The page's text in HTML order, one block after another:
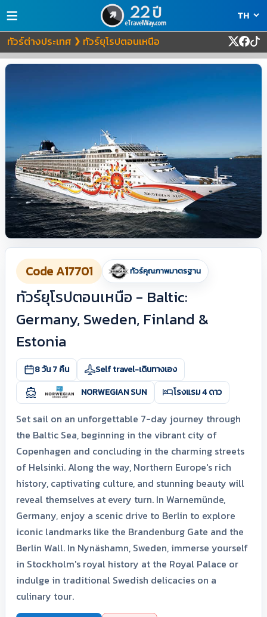
≡
ทัวร์ต่างประเทศ ❯ ทัวร์ยุโรปตอนเหนือ
Code A17701 ทัวร์คุณภาพมาตรฐาน
ทัวร์ยุโรปตอนเหนือ - Baltic:
Germany, Sweden, Finland &
Estonia
8 วัน 7 คืน
Self travel-เดินทางเอง
NORWEGIAN SUN
โรงแรม 4 ดาว
Set sail on an unforgettable 7-day journey through
the Baltic Sea, beginning in the vibrant city of
Copenhagen and concluding in the charming streets
of Helsinki. Along the way, Northern Europe's rich
history, captivating culture, and stunning beauty will
reveal themselves at every turn. In Warnemünde,
Germany, enjoy a scenic drive to Berlin to explore
iconic landmarks like the Brandenburg Gate and the
Berlin Wall. In Nynäshamn, Sweden, immerse yourself
in Stockholm's royal history at the Royal Palace or
indulge in traditional Swedish delicacies on a
culinary tour.